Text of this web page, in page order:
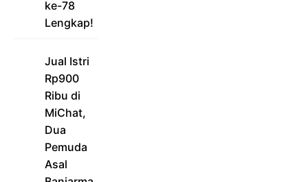
ke-78
Lengkap!
Jual Istri
Rp900
Ribu di
MiChat,
Dua
Pemuda
Asal